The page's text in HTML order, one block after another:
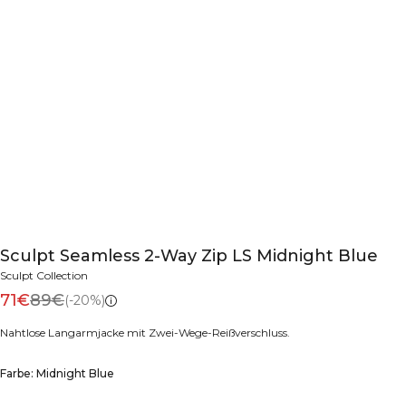
Sculpt Seamless 2-Way Zip LS Midnight Blue
Sculpt Collection
71€89€(-20%)
Nahtlose Langarmjacke mit Zwei-Wege-Reißverschluss.
Farbe: Midnight Blue